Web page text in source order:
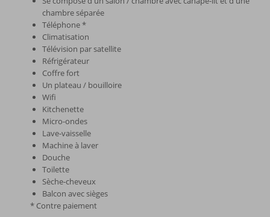
chambre séparée
Téléphone *
Climatisation
Télévision par satellite
Réfrigérateur
Coffre fort
Un plateau / bouilloire
Wifi
Kitchenette
Micro-ondes
Lave-vaisselle
Machine à laver
Douche
Toilette
Sèche-cheveux
Balcon avec sièges
* Contre paiement